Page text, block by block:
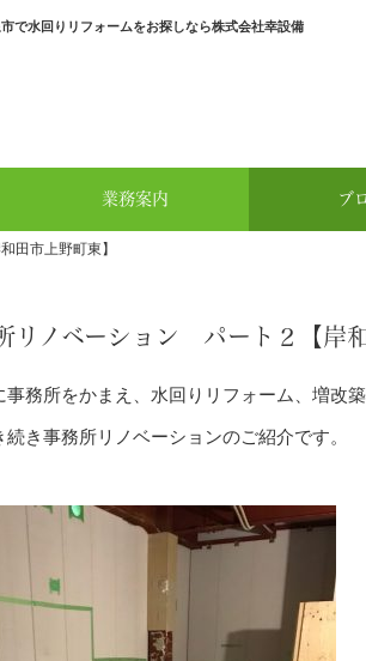
で水回りリフォームをお探しなら株式会社幸設備
業務案内 ブ
田市上野町東】
リノベーション パート２【岸和
事務所をかまえ、水回りリフォーム、増改
き事務所リノベーションのご紹介です。